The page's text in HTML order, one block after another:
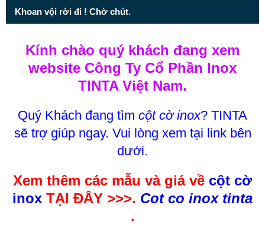
Khoan vội rời đi ! Chờ chút.
Kính chào quý khách đang xem
website Công Ty Cổ Phần Inox
TINTA Việt Nam.
Quý Khách đang tìm cột cờ inox? TINTA
sẽ trợ giúp ngay. Vui lòng xem tại link bên
dưới.
Xem thêm các mẫu và giá về cột cờ
inox TẠI ĐÂY >>>. Cot co inox tinta
.